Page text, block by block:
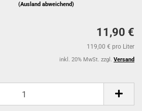
(Ausland abweichend)
11,90 €
119,00 € pro Liter
inkl. 20% MwSt. zzgl. Versand